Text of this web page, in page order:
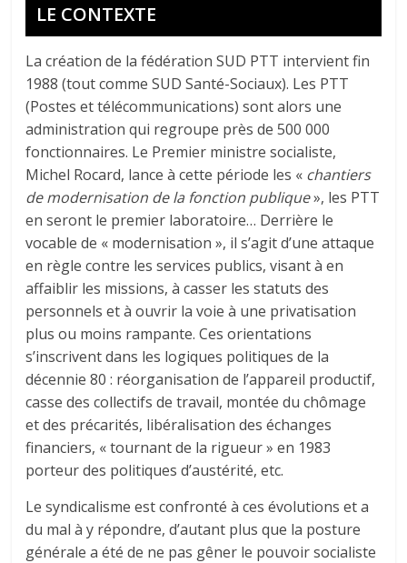
LE CONTEXTE
La création de la fédération SUD PTT intervient fin
1988 (tout comme SUD Santé-Sociaux). Les PTT
(Postes et télécommunications) sont alors une
administration qui regroupe près de 500 000
fonctionnaires. Le Premier ministre socialiste,
Michel Rocard, lance à cette période les « chantiers
de modernisation de la fonction publique», les PTT
en seront le premier laboratoire… Derrière le
vocable de « modernisation », il s’agit d’une attaque
en règle contre les services publics, visant à en
affaiblir les missions, à casser les statuts des
personnels et à ouvrir la voie à une privatisation
plus ou moins rampante. Ces orientations
s’inscrivent dans les logiques politiques de la
décennie 80 : réorganisation de l’appareil productif,
casse des collectifs de travail, montée du chômage
et des précarités, libéralisation des échanges
financiers, « tournant de la rigueur » en 1983
porteur des politiques d’austérité, etc.
Le syndicalisme est confronté à ces évolutions et a
du mal à y répondre, d’autant plus que la posture
générale a été de ne pas gêner le pouvoir socialiste